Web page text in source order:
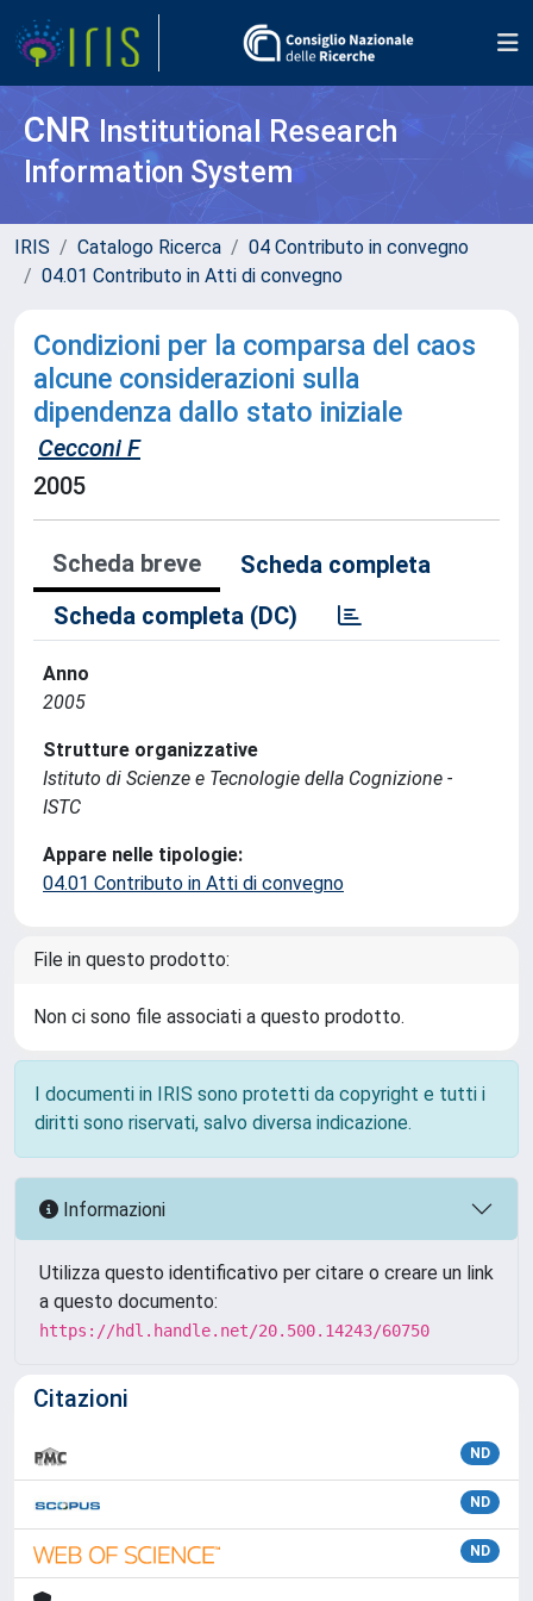
CNR Institutional Research
Information System
IRIS Catalogo Ricerca
04 Contributo in convegno
04.01 Contributo in Atti di convegno
Condizioni per la comparsa del caos
alcune considerazioni sulla
dipendenza dallo stato iniziale
Cecconi F
2005
Scheda breve
Scheda completa
Scheda completa (DC)
Anno
2005
Strutture organizzative
Istituto di Scienze e Tecnologie della Cognizione -
ISTC
Appare nelle tipologie:
04.01 Contributo in Atti di convegno
File in questo prodotto:
Non ci sono file associati a questo prodotto.
I documenti in IRIS sono protetti da copyright e tutti i
diritti sono riservati, salvo diversa indicazione.
Informazioni
Utilizza questo identificativo per citare o creare un link
a questo documento:
https://hdl.handle.net/20.500.14243/60750
Citazioni
ND
ND
ND